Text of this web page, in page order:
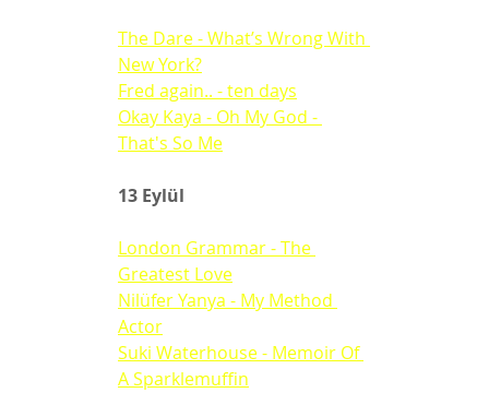
The Dare - What’s Wrong With
New York?
Fred again.. - ten days
Okay Kaya - Oh My God -
That's So Me
13 Eylül
London Grammar - The
Greatest Love
Nilüfer Yanya - My Method
Actor
Suki Waterhouse - Memoir Of
A Sparklemuffin